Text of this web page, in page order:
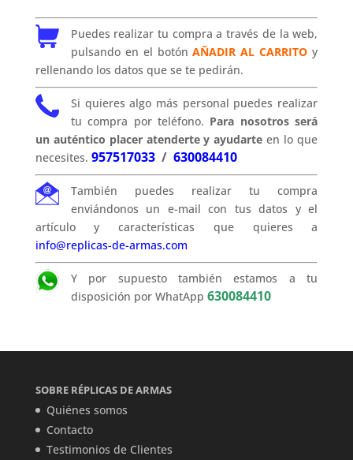
Puedes realizar tu compra a través de la web,
pulsando en el botónAÑADIR AL CARRITO y
rellenando los datos que se te pedirán.
Si quieres algo más personal puedes realizar
tu compra por teléfono. Para nosotros será
un auténtico placer atenderte y ayudarte en lo que
necesites. 957517033/ 630084410
También puedes realizar tu compra
enviándonos un e-mail con tus datos y el
artículo y características que quieres a
info@replicas-de-armas.com
Y por supuesto también estamos a tu
disposición por WhatApp 630084410
SOBRE RÉPLICAS DE ARMAS
Quiénes somos
Contacto
Testimonios de Clientes